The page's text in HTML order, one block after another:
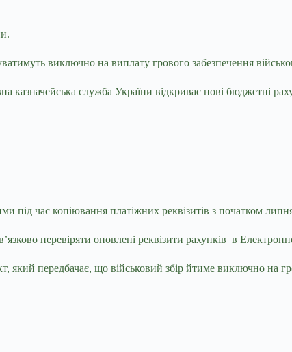
виключно на виплату грового забезпечення
казначейська служба України відкриває нові бюджетні
під час копіювання платіжних реквізитів з початком
перевіряти оновлені реквізити рахунків в
який передбачає, що військовий збір йтиме виключно на